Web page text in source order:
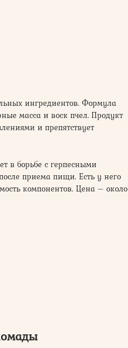
ингредиентов. Формула
масса и воск пчел. Продукт
и препятствует
в борьбе с герпесными
приема пищи. Есть у него
компонентов. Цена – около